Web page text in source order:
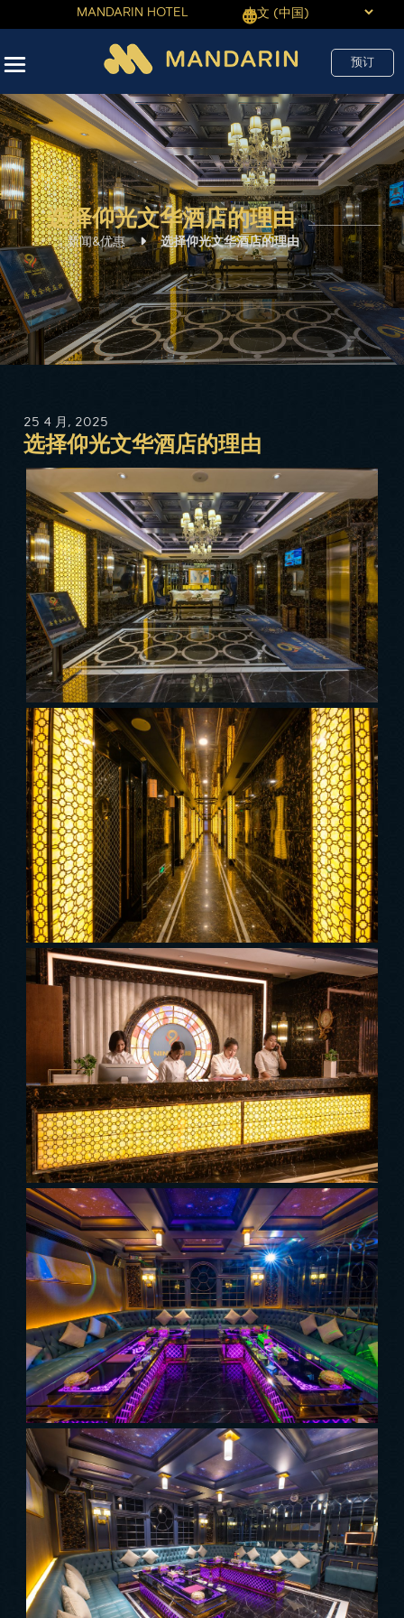
MANDARIN HOTEL
预订
选择仰光文华酒店的理由
新闻&优惠 选择仰光文华酒店的理由
25 4 月, 2025
选择仰光文华酒店的理由